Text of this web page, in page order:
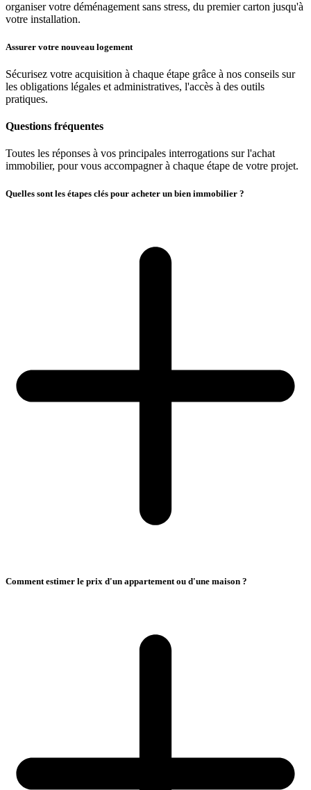
organiser votre déménagement sans stress, du premier carton jusqu'à
votre installation.
Assurer votre nouveau logement
Sécurisez votre acquisition à chaque étape grâce à nos conseils sur
les obligations légales et administratives, l'accès à des outils
pratiques.
Questions fréquentes
Toutes les réponses à vos principales interrogations sur l'achat
immobilier, pour vous accompagner à chaque étape de votre projet.
Quelles sont les étapes clés pour acheter un bien immobilier ?
Comment estimer le prix d'un appartement ou d'une maison ?